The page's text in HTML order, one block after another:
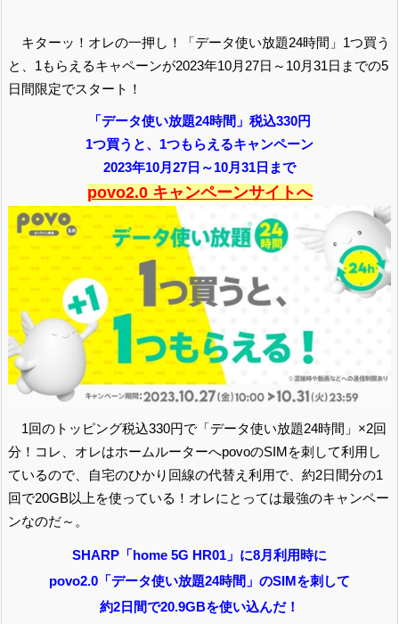
キターッ！オレの一押し！「データ使い放題24時間」1つ買う
と、1もらえるキャペーンが2023年10月27日～10月31日までの5
日間限定でスタート！
「データ使い放題24時間」税込330円
1つ買うと、1つもらえるキャンペーン
2023年10月27日～10月31日まで
povo2.0 キャンペーンサイトへ
1回のトッピング税込330円で「データ使い放題24時間」×2回
分！コレ、オレはホームルーターへpovoのSIMを刺して利用し
ているので、自宅のひかり回線の代替え利用で、約2日間分の1
回で20GB以上を使っている！オレにとっては最強のキャンペー
ンなのだ～。
SHARP「home 5G HR01」に8月利用時に
povo2.0「データ使い放題24時間」のSIMを刺して
約2日間で20.9GBを使い込んだ！